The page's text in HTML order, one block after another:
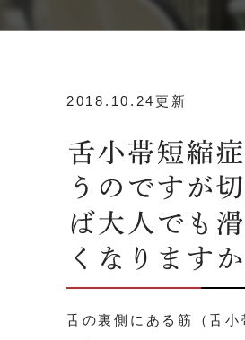
2018.10.24更新
舌小帯短縮
うのですが
ば大人でも
くなりますか
舌の裏側にある筋（舌小